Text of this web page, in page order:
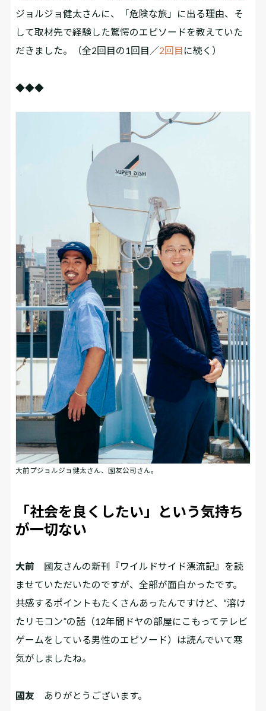
ジョルジョ健太さんに、「危険な旅」に出る理由、そ
して取材先で経験した驚愕のエピソードを教えていた
だきました。（全2回目の1回目／2回目 に続く）
◆◆◆
大前プジョルジョ健太さん、國友公司さん。
「社会を良くしたい」という気持ち
が一切ない
大前 國友さんの新刊『ワイルドサイド漂流記』を読
ませていただいたのですが、全部が面白かったです。
共感するポイントもたくさんあったんですけど、“溶け
たリモコン”の話（12年間ドヤの部屋にこもってテレビ
ゲームをしている男性のエピソード）は読んでいて寒
気がしましたね。
國友 ありがとうございます。